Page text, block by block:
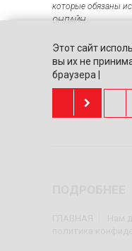
которые обязаны
ОНЛАЙН.
Этот сайт
вы их не
браузера |